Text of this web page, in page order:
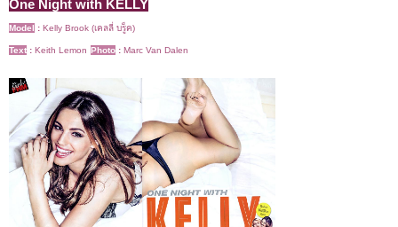
One Night with KELLY
Model : Kelly Brook (เคลลี่ บรู็ค)
Text : Keith Lemon Photo : Marc Van Dalen